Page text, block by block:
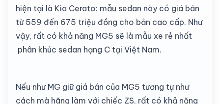
hiện tại là Kia Cerato: mẫu sedan này có giá bán
từ 559 đến 675 triệu đồng cho bản cao cấp. Như
vậy, rất có khả năng MG5 sẽ là mẫu xe rẻ nhất
phân khúc sedan hạng C tại Việt Nam.
Nếu như MG giữ giá bán của MG5 tương tự như
cách mà hãng làm với chiếc ZS, rất có khả năng